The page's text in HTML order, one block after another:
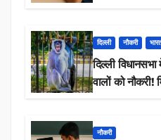
दिल्ली नौकरी
दिल्ली
वालों को
नौकरी